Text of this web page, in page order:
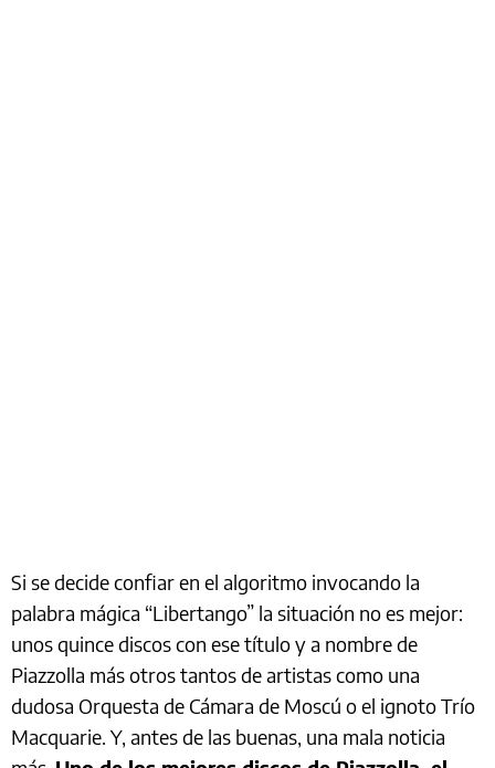
Si se decide confiar en el algoritmo invocando la
palabra mágica “Libertango” la situación no es mejor:
unos quince discos con ese título y a nombre de
Piazzolla más otros tantos de artistas como una
dudosa Orquesta de Cámara de Moscú o el ignoto Trío
Macquarie. Y, antes de las buenas, una mala noticia